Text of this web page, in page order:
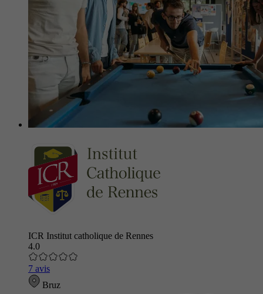
ICR Institut catholique de Rennes
4.0
7 avis
Bruz